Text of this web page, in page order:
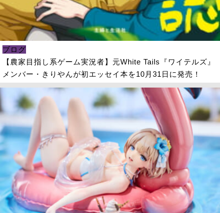
ブログ
【農家目指し系ゲーム実況者】元White Tails『ワイテルズ』
メンバー・きりやんが初エッセイ本を10月31日に発売！